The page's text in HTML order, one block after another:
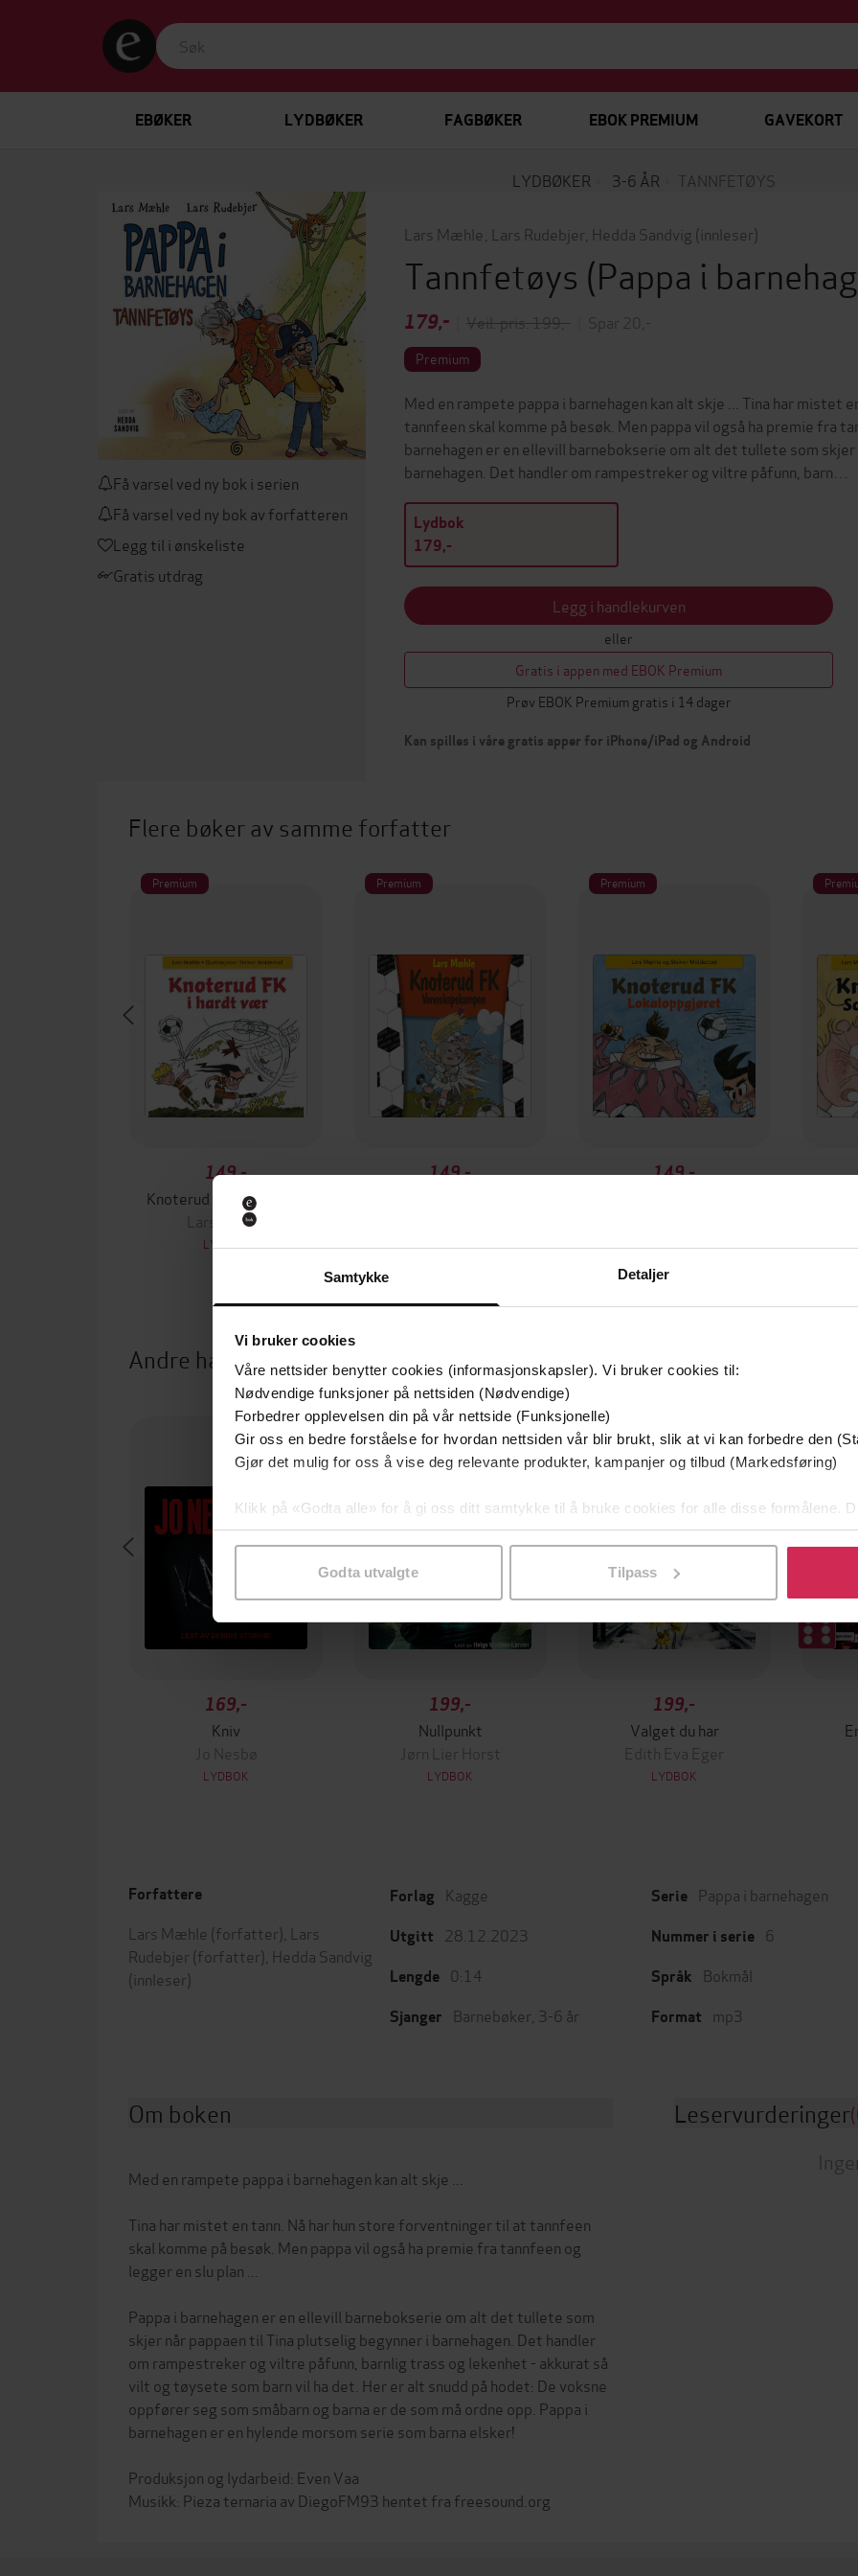
Samtykke Detaljer
Vi bruker cookies
Våre nettsider benytter cookies (informasjonskapsler). Vi bruker cookies til:
Nødvendige funksjoner på nettsiden (Nødvendige)
Forbedrer opplevelsen din på vår nettside (Funksjonelle)
Gir oss en bedre forståelse for hvordan nettsiden vår blir brukt, slik at vi kan forbedre den
Gjør det mulig for oss å vise deg relevante produkter, kampanjer og tilbud (Markedsføring)
Klikk på «Godta alle» for å gi oss ditt samtykke til å bruke cookies for alle disse formålene.
samtykke til spesifikke formål ved å klikke på «Tilpass». Du kan når som helst trekke
Godta utvalgte Tilpass
EBØKER LYDBØKER FAGBØKER EBOK PREMIUM GAVEKORT
LYDBØKER 3-6 ÅR TANNFETØYS
Få varsel ved ny bok i serien
Få varsel ved ny bok av forfatteren
Legg til i ønskeliste
Gratis utdrag
Lars Mæhle Lars Rudebjer Hedda Sandvig (innleser)
Tannfetøys (Pappa i
179,- Veil. pris: 199,- Spar 20,-
Premium
Med en rampete pappa i barnehagen kan alt skje ... Tina har mistet
tannfeen skal komme på besøk. Men pappa vil også ha premie fra
barnehagen er en ellevill barnebokserie om alt det tullete som
barnehagen. Det handler om rampestreker og viltre påfunn, barn…
Lydbok
179,-
Legg i handlekurven
eller
Gratis i appen med EBOK Premium
Prøv EBOK Premium gratis i 14 dager
Kan spilles i våre gratis apper for iPhone/iPad og Android
Flere bøker av samme forfatter
Premium
149,-
Knoterud FK i hardt vær
Lars Mæhle
LYDBOK
Premium
149,-
Premium
149,-
Andre har også kjøpt
169,-
Kniv
Jo Nesbø
LYDBOK
Premium
199,-
Nullpunkt
Jørn Lier Horst
LYDBOK
Premium
199,-
Valget du har
Edith Eva Eger
LYDBOK
Forfattere
Lars Mæhle (forfatter),
Lars
Rudebjer (forfatter), Hedda Sandvig
(innleser)
Forlag Kagge
Utgitt 28.12.2023
Lengde 0:14
Sjanger Barnebøker 3-6 år
Serie Pappa i barnehagen
Nummer i serie 6
Språk Bokmål
Format mp3
Om boken
Med en rampete pappa i barnehagen kan alt skje ...
Tina har mistet en tann. Nå har hun store forventninger til at tannfeen
skal komme på besøk. Men pappa vil også ha premie fra tannfeen og
legger en slu plan ...
Pappa i barnehagen er en ellevill barnebokserie om alt det tullete som
skjer når pappaen til Tina plutselig begynner i barnehagen. Det handler
om rampestreker og viltre påfunn, barnlig trass og lekenhet - akkurat så
vilt og tøysete som barn vil ha det. Her er alt snudd på hodet: De voksne
oppfører seg som småbarn og barna er de som må ordne opp. Pappa i
barnehagen er en hylende morsom serie som barna elsker!
Produksjon og lydarbeid: Even Vaa
Leservurderinger